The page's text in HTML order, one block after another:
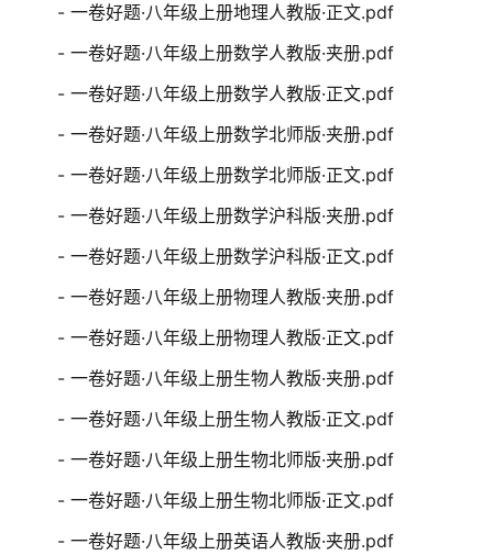
- 一卷好题·八年级上册地理人教版·正文.pdf
- 一卷好题·八年级上册数学人教版·夹册.pdf
- 一卷好题·八年级上册数学人教版·正文.pdf
- 一卷好题·八年级上册数学北师版·夹册.pdf
- 一卷好题·八年级上册数学北师版·正文.pdf
- 一卷好题·八年级上册数学沪科版·夹册.pdf
- 一卷好题·八年级上册数学沪科版·正文.pdf
- 一卷好题·八年级上册物理人教版·夹册.pdf
- 一卷好题·八年级上册物理人教版·正文.pdf
- 一卷好题·八年级上册生物人教版·夹册.pdf
- 一卷好题·八年级上册生物人教版·正文.pdf
- 一卷好题·八年级上册生物北师版·夹册.pdf
- 一卷好题·八年级上册生物北师版·正文.pdf
- 一卷好题·八年级上册英语人教版·夹册.pdf